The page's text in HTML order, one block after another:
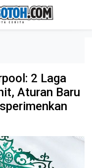
2 Laga
Aturan Baru